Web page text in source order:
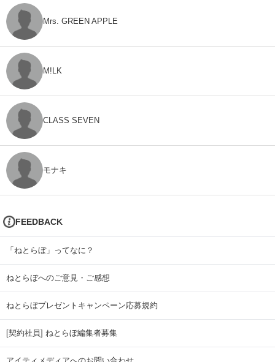
Mrs. GREEN APPLE
M!LK
CLASS SEVEN
モナキ
FEEDBACK
「ねとらぼ」ってなに？
ねとらぼへのご意見・ご感想
ねとらぼプレゼントキャンペーン応募規約
[契約社員] ねとらぼ編集者募集